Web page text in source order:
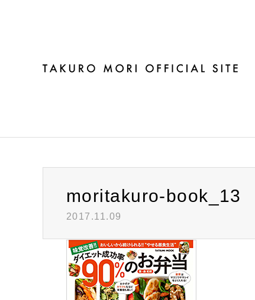
Warning: Invalid argument supplied for foreach() in
moritakuro-book_13
moritakuro-book_13
2017.11.09